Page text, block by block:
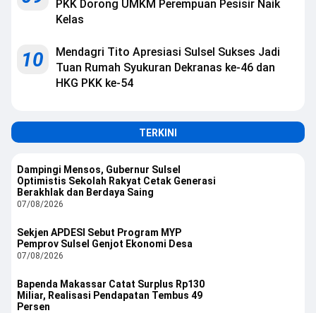
PKK Dorong UMKM Perempuan Pesisir Naik
Kelas
10
Mendagri Tito Apresiasi Sulsel Sukses Jadi
Tuan Rumah Syukuran Dekranas ke-46 dan
HKG PKK ke-54
TERKINI
Dampingi Mensos, Gubernur Sulsel
Optimistis Sekolah Rakyat Cetak Generasi
Berakhlak dan Berdaya Saing
07/08/2026
Sekjen APDESI Sebut Program MYP
Pemprov Sulsel Genjot Ekonomi Desa
07/08/2026
Bapenda Makassar Catat Surplus Rp130
Miliar, Realisasi Pendapatan Tembus 49
Persen